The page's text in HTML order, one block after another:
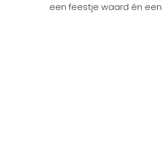
een feestje waard én een